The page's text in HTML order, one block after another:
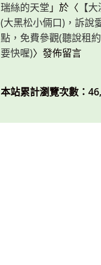
瑞絲的天堂 」於〈 【
(大黑松小倆口)，訴說
點，免費參觀(聽說租
要快喔)〉發佈留言
本站累計瀏覽次數：